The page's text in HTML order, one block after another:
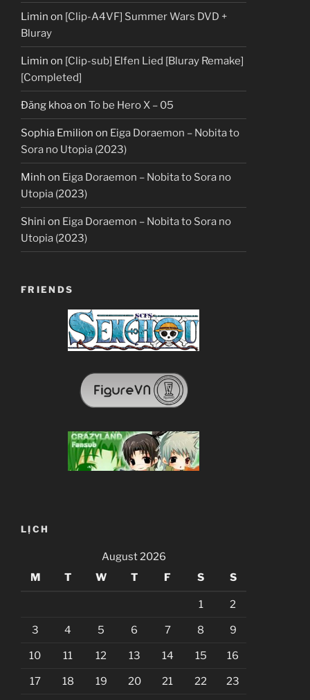
Limin on [Clip-A4VF] Summer Wars DVD +
Bluray
Limin on [Clip-sub] Elfen Lied [Bluray Remake]
[Completed]
Đăng khoaon To be Hero X – 05
Sophia Emilion on Eiga Doraemon – Nobita to
Sora no Utopia (2023)
Minh on Eiga Doraemon – Nobita to Sora no
Utopia (2023)
Shini on Eiga Doraemon – Nobita to Sora no
Utopia (2023)
FRIENDS
LỊCH
August 2026
M
T W T F S S
1 2
3 4 5 6 7 8 9
10 11 12 13 14 15 16
17 18 19 20 21 22 23